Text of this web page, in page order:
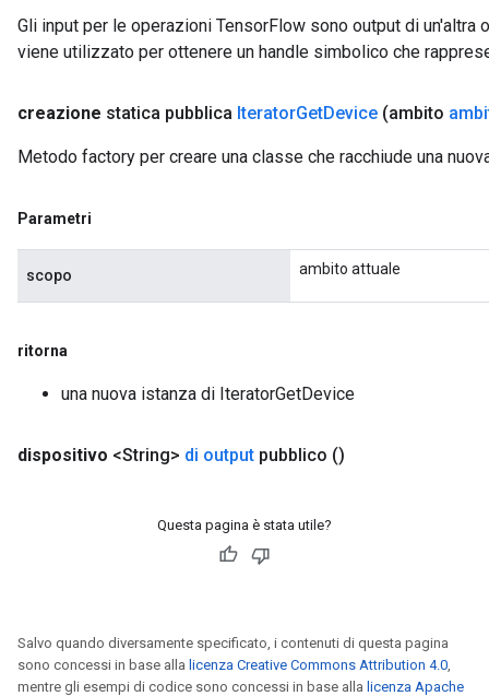
Gli input per le operazioni TensorFlow sono output di un'altra
viene utilizzato per ottenere un handle simbolico che
creazione statica pubblica IteratorGetDevice (ambito
Metodo factory per creare una classe che racchiude una
Parametri
scopo ambito attuale
ritorna
una nuova istanza di IteratorGetDevice
dispositivo <String> di output pubblico ()
Questa pagina è stata utile?
Salvo quando diversamente specificato, i contenuti di questa pagina
sono concessi in base alla licenza Creative Commons Attribution 4.0,
mentre gli esempi di codice sono concessi in base alla licenza Apache